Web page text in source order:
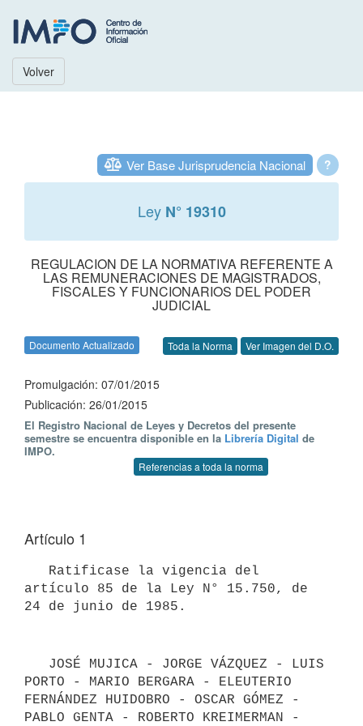
Volver
?
Ver Base Jurisprudencia Nacional
Ley N° 19310
REGULACION DE LA NORMATIVA REFERENTE A
LAS REMUNERACIONES DE MAGISTRADOS,
FISCALES Y FUNCIONARIOS DEL PODER
JUDICIAL
Documento Actualizado Toda la Norma Ver Imagen del D.O.
Promulgación: 07/01/2015
Publicación: 26/01/2015
El Registro Nacional de Leyes y Decretos del presente
semestre se encuentra disponible en la Librería Digital de
IMPO.
Referencias a toda la norma
Artículo 1
artículo 85 de la Ley N° 15.750, de
PORTO - MARIO BERGARA - ELEUTERIO
FERNÁNDEZ HUIDOBRO - OSCAR GÓMEZ -
PABLO GENTA - ROBERTO KREIMERMAN -